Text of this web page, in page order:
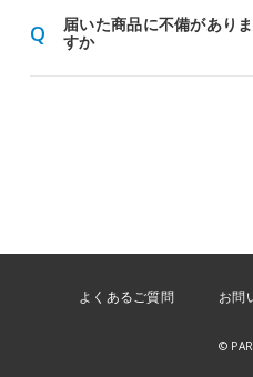
届いた商品に不備があり
すか
よくあるご質問 お問
©